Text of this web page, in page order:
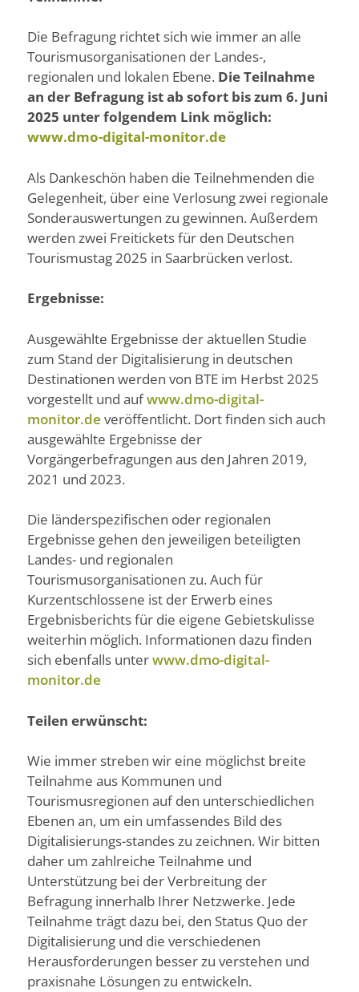
Die Befragung richtet sich wie immer an alle
Tourismusorganisationen der Landes-,
regionalen und lokalen Ebene. Die Teilnahme
an der Befragung ist ab sofort bis zum 6. Juni
2025 unter folgendem Link möglich:
www.dmo-digital-monitor.de
Als Dankeschön haben die Teilnehmenden die
Gelegenheit, über eine Verlosung zwei regionale
Sonderauswertungen zu gewinnen. Außerdem
werden zwei Freitickets für den Deutschen
Tourismustag 2025 in Saarbrücken verlost.
Ergebnisse:
Ausgewählte Ergebnisse der aktuellen Studie
zum Stand der Digitalisierung in deutschen
Destinationen werden von BTE im Herbst 2025
vorgestellt und aufwww.dmo-digital-
monitor.de veröffentlicht. Dort finden sich auch
ausgewählte Ergebnisse der
Vorgängerbefragungen aus den Jahren 2019,
2021 und 2023.
Die länderspezifischen oder regionalen
Ergebnisse gehen den jeweiligen beteiligten
Landes- und regionalen
Tourismusorganisationen zu. Auch für
Kurzentschlossene ist der Erwerb eines
Ergebnisberichts für die eigene Gebietskulisse
weiterhin möglich. Informationen dazu finden
sich ebenfalls unterwww.dmo-digital-
monitor.de
Teilen erwünscht:
Wie immer streben wir eine möglichst breite
Teilnahme aus Kommunen und
Tourismusregionen auf den unterschiedlichen
Ebenen an, um ein umfassendes Bild des
Digitalisierungs-standes zu zeichnen. Wir bitten
daher um zahlreiche Teilnahme und
Unterstützung bei der Verbreitung der
Befragung innerhalb Ihrer Netzwerke. Jede
Teilnahme trägt dazu bei, den Status Quo der
Digitalisierung und die verschiedenen
Herausforderungen besser zu verstehen und
praxisnahe Lösungen zu entwickeln.